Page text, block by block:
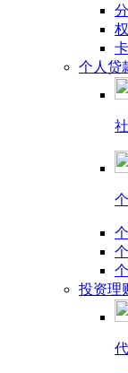
个人贷
投资理